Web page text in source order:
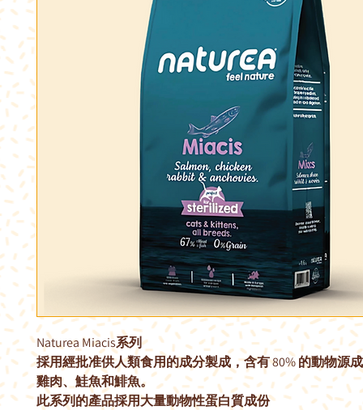
Naturea Miacis系列
採用經批准供人類食用的成分製成，含有 80% 的動物源
雞肉、鮭魚和鯡魚。
此系列的產品採用大量動物性蛋白質成份